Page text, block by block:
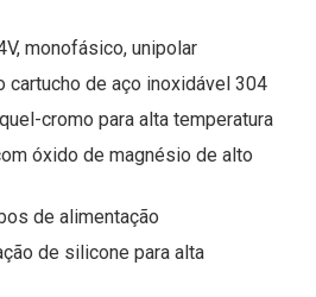
monofásico, unipolar
cartucho de aço inoxidável 304
cromo para alta temperatura
óxido de magnésio de alto
de alimentação
de silicone para alta